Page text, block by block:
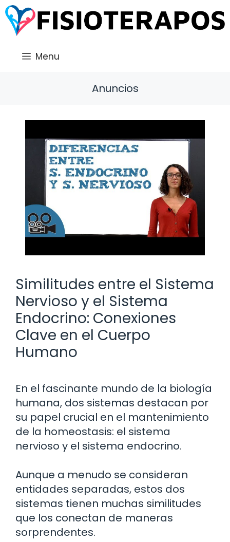
Saltar
al
contenido
Menu
Anuncios
Similitudes entre el Sistema
Nervioso y el Sistema
Endocrino: Conexiones
Clave en el Cuerpo
Humano
En el fascinante mundo de la biología
humana, dos sistemas destacan por
su papel crucial en el mantenimiento
de la homeostasis: el sistema
nervioso y el sistema endocrino.
Aunque a menudo se consideran
entidades separadas, estos dos
sistemas tienen muchas similitudes
que los conectan de maneras
sorprendentes.